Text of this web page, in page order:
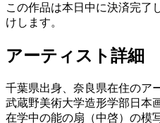
この作品は本日中に決済完了
けします。
アーティスト詳細
千葉県出身、奈良県在住のア
武蔵野美術大学造形学部日本
在学中の能の扇（中啓）の模